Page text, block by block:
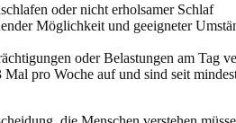
oder nicht erholsamer Schlaf
Möglichkeit und geeigneter
oder Belastungen am Tag
pro Woche auf und sind seit